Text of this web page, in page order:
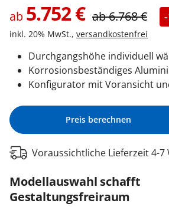
ab 5.752€ ab6.768€
inkl. 20% MwSt., versandkostenfrei
Durchgangshöhe individuell
Korrosionsbeständiges
Konfigurator mit Voransicht
Preis berechnen
Voraussichtliche Lieferzeit 4-7
Modellauswahl schafft
Gestaltungsfreiraum